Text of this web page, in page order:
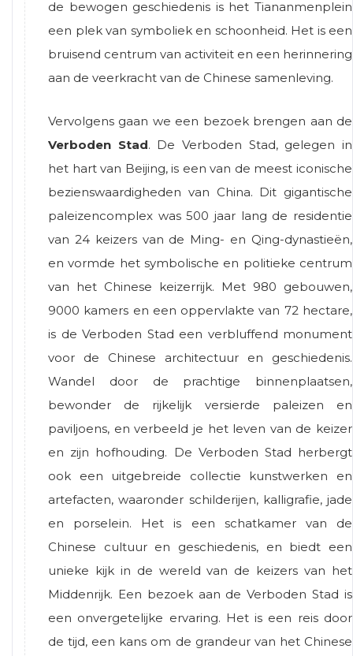
de bewogen geschiedenis is het Tiananmenplein
een plek van symboliek en schoonheid. Het is een
bruisend centrum van activiteit en een herinnering
aan de veerkracht van de Chinese samenleving.
Vervolgens gaan we een bezoek brengen aan de
Verboden Stad. De Verboden Stad, gelegen in
het hart van Beijing, is een van de meest iconische
bezienswaardigheden van China. Dit gigantische
paleizencomplex was 500 jaar lang de residentie
van 24 keizers van de Ming- en Qing-dynastieën,
en vormde het symbolische en politieke centrum
van het Chinese keizerrijk. Met 980 gebouwen,
9000 kamers en een oppervlakte van 72 hectare,
is de Verboden Stad een verbluffend monument
voor de Chinese architectuur en geschiedenis.
Wandel door de prachtige binnenplaatsen,
bewonder de rijkelijk versierde paleizen en
paviljoens, en verbeeld je het leven van de keizer
en zijn hofhouding. De Verboden Stad herbergt
ook een uitgebreide collectie kunstwerken en
artefacten, waaronder schilderijen, kalligrafie, jade
en porselein. Het is een schatkamer van de
Chinese cultuur en geschiedenis, en biedt een
unieke kijk in de wereld van de keizers van het
Middenrijk. Een bezoek aan de Verboden Stad is
een onvergetelijke ervaring. Het is een reis door
de tijd, een kans om de grandeur van het Chinese